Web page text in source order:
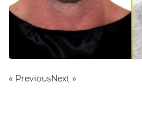
« PreviousNext »